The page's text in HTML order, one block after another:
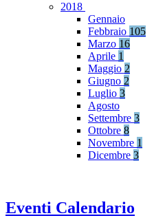
2018
Gennaio
Febbraio 105
Marzo 16
Aprile 1
Maggio 2
Giugno 2
Luglio 3
Agosto
Settembre 3
Ottobre 8
Novembre 1
Dicembre 3
Eventi Calendario